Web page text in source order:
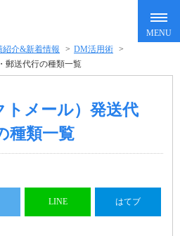
紹介&新着情報 > DM活用術 >
郵送代行の種類一覧
メール）発送代
種類一覧
LINE はてブ